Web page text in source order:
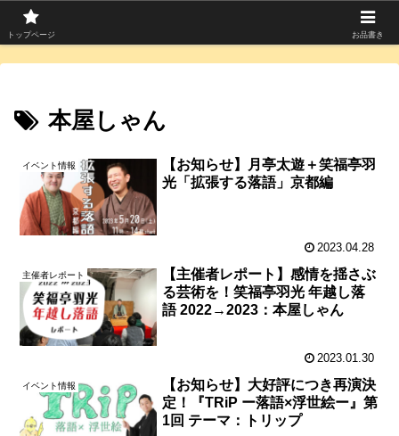
本屋しゃん
イベント情報
【お知らせ】月亭太遊＋笑福亭羽
光「拡張する落語」京都編
2023.04.28
主催者レポート
【主催者レポート】感情を揺さぶ
る芸術を！笑福亭羽光 年越し落
語 2022→2023：本屋しゃん
2023.01.30
イベント情報
【お知らせ】大好評につき再演決
定！『TRiP ー落語×浮世絵ー』第
1回 テーマ：トリップ
トップページ お品書き